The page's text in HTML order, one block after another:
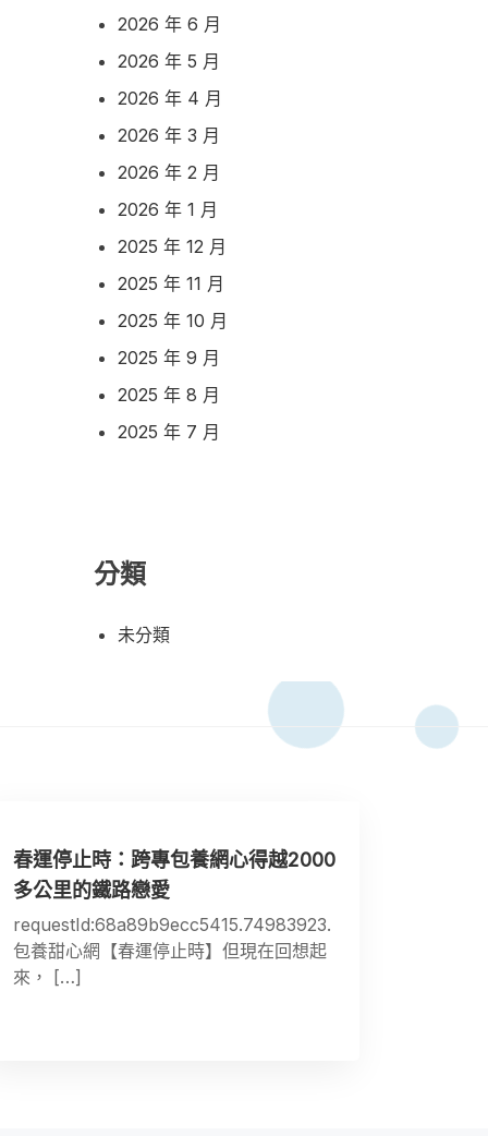
2026 年 6 月
2026 年 5 月
2026 年 4 月
2026 年 3 月
2026 年 2 月
2026 年 1 月
2025 年 12 月
2025 年 11 月
2025 年 10 月
2025 年 9 月
2025 年 8 月
2025 年 7 月
分類
未分類
春運停止時：跨專包養網心得越2000
多公里的鐵路戀愛
requestId:68a89b9ecc5415.74983923.
包養甜心網【春運停止時】但現在回想起
來， […]